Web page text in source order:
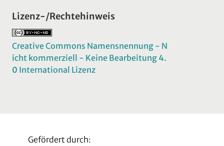
Lizenz-/Rechtehinweis
Creative Commons Namensnennung - N
icht kommerziell - Keine Bearbeitung 4.
0 International Lizenz
Gefördert durch: